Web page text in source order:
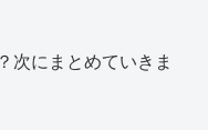
次にまとめていきま